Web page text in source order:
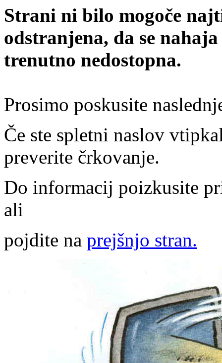
Strani ni bilo mogoče
odstranjena, da se
trenutno nedostopna.
Prosimo poskusite
Če ste spletni naslov
preverite črkovanje.
Do informacij poizkusite
ali
pojdite na prejšnjo stran.